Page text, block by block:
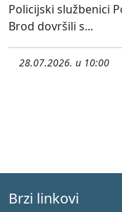
Policijski službenici
Brod dovršili s...
28.07.2026. u 10:00
Brzi linkovi